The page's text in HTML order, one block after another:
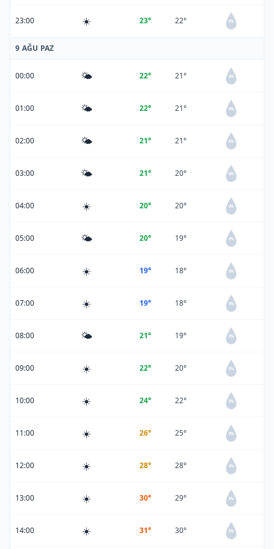
23:00 ☀️ 23° 22° 0%
9 AĞU PAZ
00:00 🌤️ 22° 21° 0%
01:00 🌤️ 22° 21° 0%
02:00 🌤️ 21° 21° 0%
03:00 🌤️ 21° 20° 0%
04:00 ☀️ 20° 20° 0%
05:00 🌤️ 20° 19° 0%
06:00 ☀️ 19° 18° 0%
07:00 ☀️ 19° 18° 0%
08:00 🌤️ 21° 19° 0%
09:00 ☀️ 22° 20° 0%
10:00 ☀️ 24° 22° 0%
11:00 ☀️ 26° 25° 0%
12:00 ☀️ 28° 28° 0%
13:00 ☀️ 30° 29° 0%
14:00 ☀️ 31° 30° 0%